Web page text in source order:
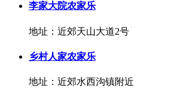
李家大院农家乐
地址：近郊天山大道2号
乡村人家农家乐
地址：近郊水西沟镇附近